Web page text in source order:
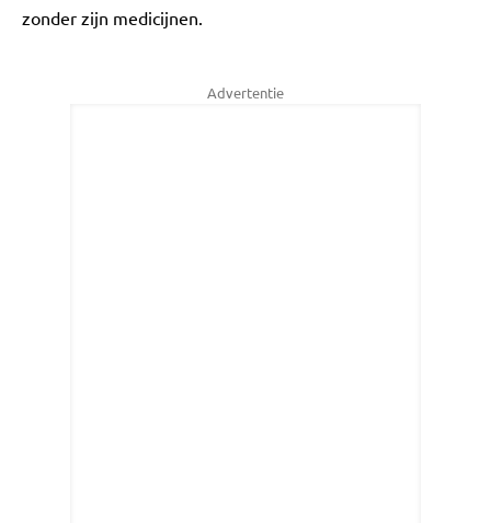
zonder zijn medicijnen.
Advertentie